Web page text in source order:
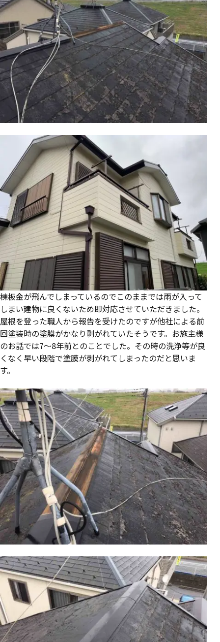
棟板金が飛んでしまっているのでこのままでは雨が入って
しまい建物に良くないため即対応させていただきました。
屋根を登った職人から報告を受けたのですが他社による前
回塗装時の塗膜がかなり剥がれていたそうです。お施主様
のお話では7～8年前とのことでした。その時の洗浄等が良
くなく早い段階で塗膜が剥がれてしまったのだと思いま
す。